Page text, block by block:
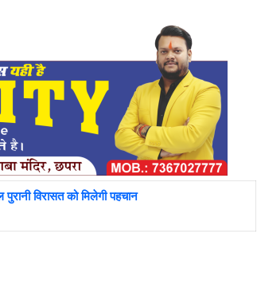
विरासत को मिलेगी पहचान